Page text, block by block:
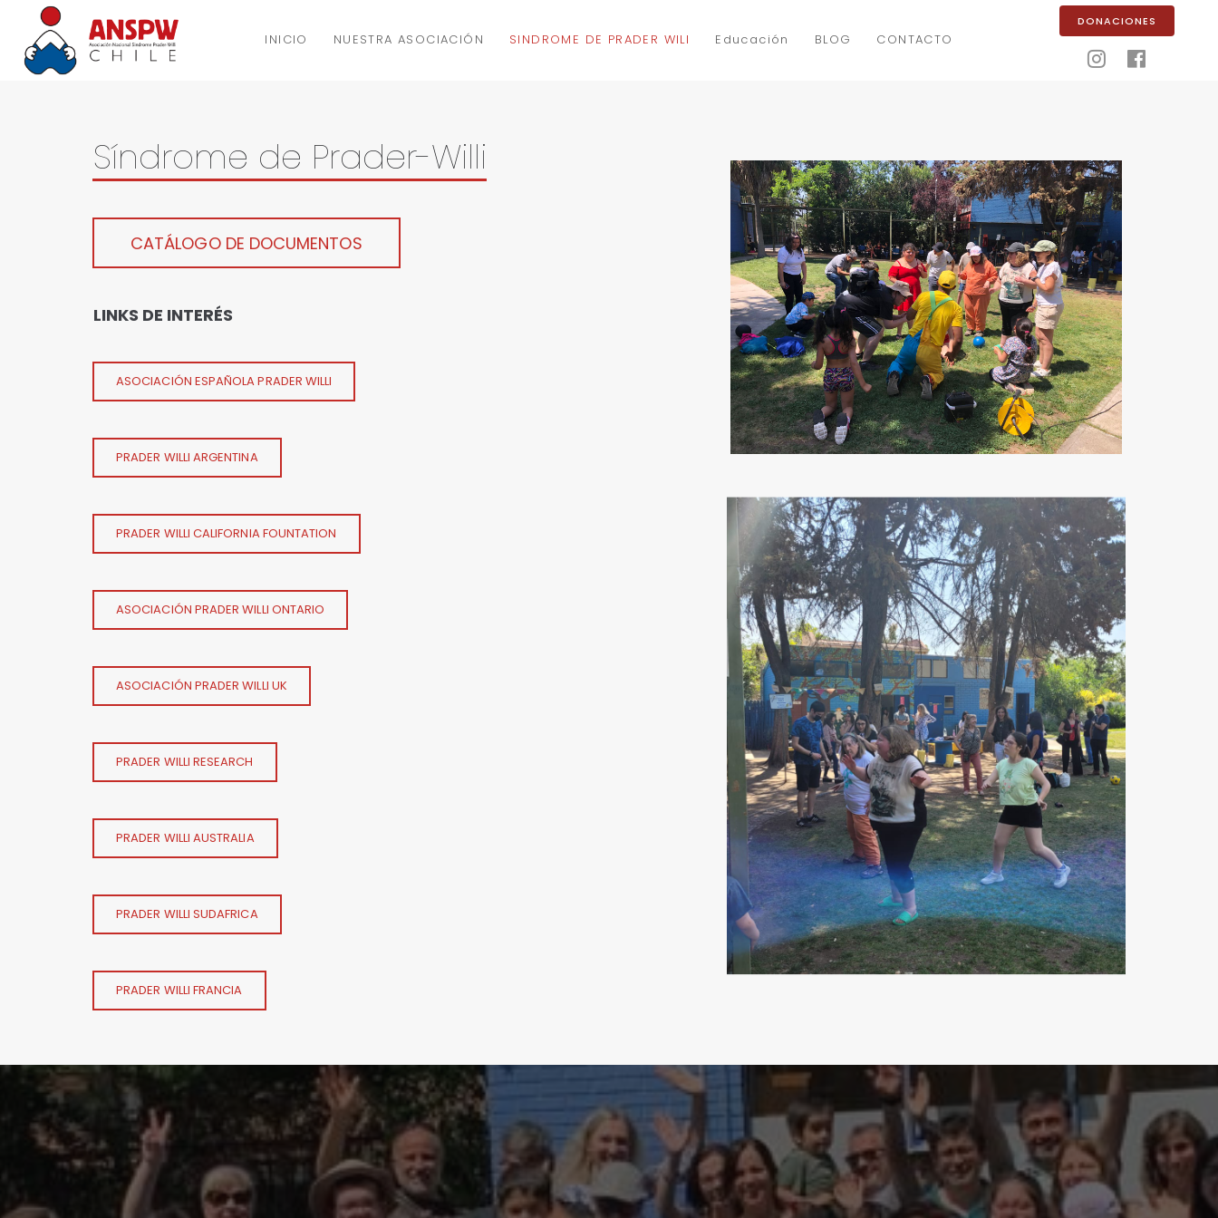
INICIO NUESTRA ASOCIACIÓN SINDROME DE PRADER WILI Educación BLOG CONTACTO
DONACIONES
 
Síndrome de Prader-Willi
CATÁLOGO DE DOCUMENTOS
LINKS DE INTERÉS
ASOCIACIÓN ESPAÑOLA PRADER WILLI
PRADER WILLI ARGENTINA
PRADER WILLI CALIFORNIA FOUNTATION
ASOCIACIÓN PRADER WILLI ONTARIO
ASOCIACIÓN PRADER WILLI UK
PRADER WILLI RESEARCH
PRADER WILLI AUSTRALIA
PRADER WILLI SUDAFRICA
PRADER WILLI FRANCIA